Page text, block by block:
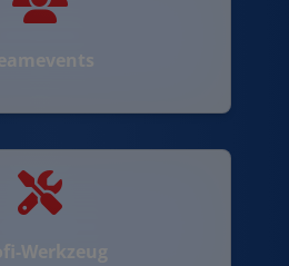
Werkzeug